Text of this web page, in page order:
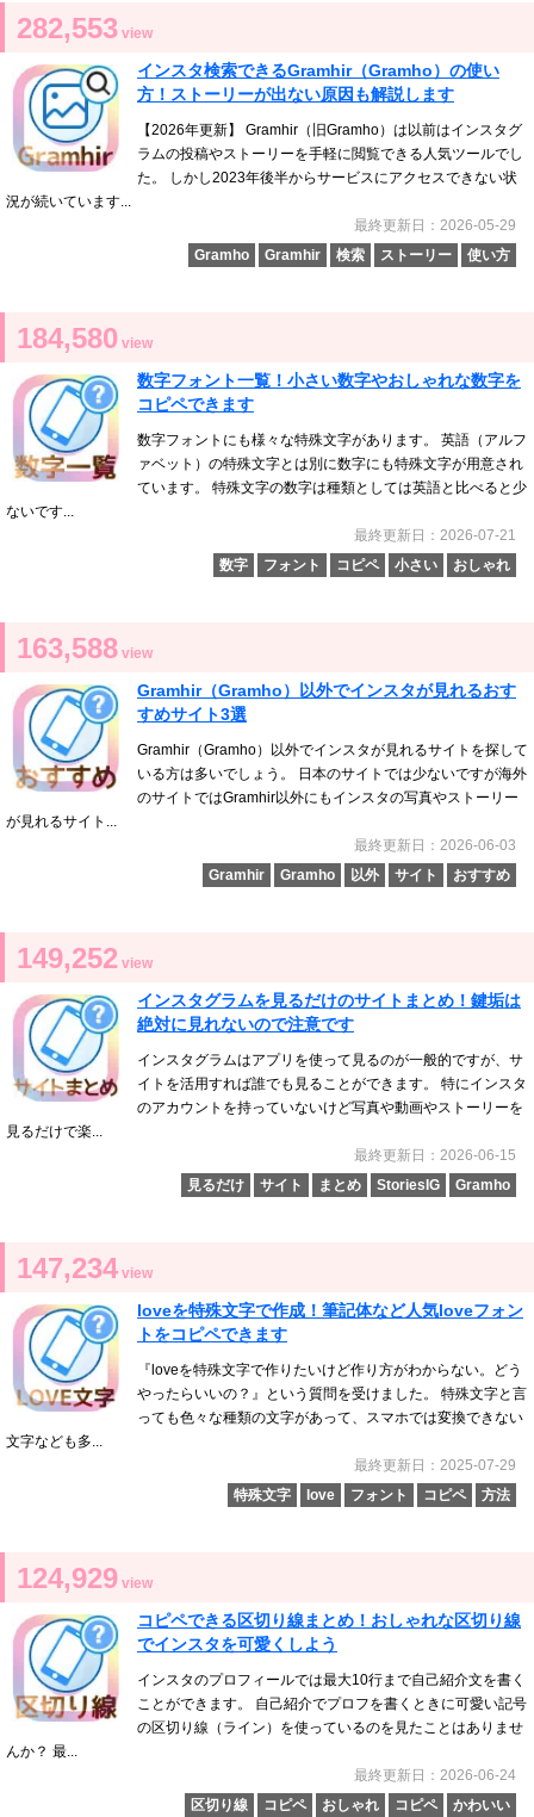
282,553 view
インスタ検索できるGramhir（Gramho）の使い
方！ストーリーが出ない原因も解説します
【2026年更新】 Gramhir（旧Gramho）は以前はインスタグ
ラムの投稿やストーリーを手軽に閲覧できる人気ツールでし
た。 しかし2023年後半からサービスにアクセスできない状
況が続いています...
最終更新日：2026-05-29
Gramho
Gramhir 検索 ストーリー 使い方
184,580 view
数字フォント一覧！小さい数字やおしゃれな数字を
コピペできます
数字フォントにも様々な特殊文字があります。 英語（アルフ
ァベット）の特殊文字とは別に数字にも特殊文字が用意され
ています。 特殊文字の数字は種類としては英語と比べると少
ないです...
最終更新日：2026-07-21
数字
フォント コピペ 小さい おしゃれ
163,588 view
Gramhir（Gramho）以外でインスタが見れるおす
すめサイト3選
Gramhir（Gramho）以外でインスタが見れるサイトを探して
いる方は多いでしょう。 日本のサイトでは少ないですが海外
のサイトではGramhir以外にもインスタの写真やストーリー
が見れるサイト...
最終更新日：2026-06-03
Gramhir
Gramho 以外 サイト おすすめ
149,252 view
インスタグラムを見るだけのサイトまとめ！鍵垢は
絶対に見れないので注意です
インスタグラムはアプリを使って見るのが一般的ですが、サ
イトを活用すれば誰でも見ることができます。 特にインスタ
のアカウントを持っていないけど写真や動画やストーリーを
見るだけで楽...
最終更新日：2026-06-15
見るだけ
サイト まとめ StoriesIG Gramho
147,234 view
loveを特殊文字で作成！筆記体など人気loveフォン
トをコピペできます
『loveを特殊文字で作りたいけど作り方がわからない。どう
やったらいいの？』という質問を受けました。 特殊文字と言
っても色々な種類の文字があって、スマホでは変換できない
文字なども多...
最終更新日：2025-07-29
特殊文字
love フォント コピペ 方法
124,929 view
コピペできる区切り線まとめ！おしゃれな区切り線
でインスタを可愛くしよう
インスタのプロフィールでは最大10行まで自己紹介文を書く
ことができます。 自己紹介でプロフを書くときに可愛い記号
の区切り線（ライン）を使っているのを見たことはありませ
んか？ 最...
最終更新日：2026-06-24
区切り線
コピペ おしゃれ コピペ かわいい